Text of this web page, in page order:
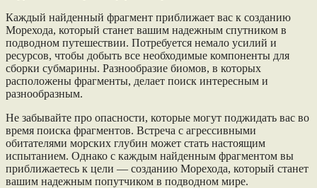
Каждый найденный фрагмент приближает вас к созданию
Морехода, который станет вашим надежным спутником в
подводном путешествии. Потребуется немало усилий и
ресурсов, чтобы добыть все необходимые компоненты для
сборки субмарины. Разнообразие биомов, в которых
расположены фрагменты, делает поиск интересным и
разнообразным.
Не забывайте про опасности, которые могут поджидать вас во
время поиска фрагментов. Встреча с агрессивными
обитателями морских глубин может стать настоящим
испытанием. Однако с каждым найденным фрагментом вы
приближаетесь к цели — созданию Морехода, который станет
вашим надежным попутчиком в подводном мире.